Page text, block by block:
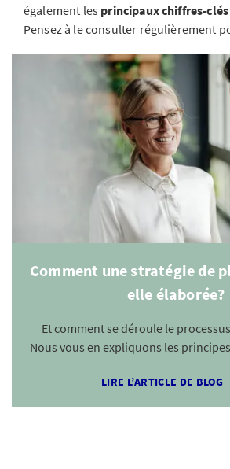
également les principaux chiffres-clés
Pensez à le consulter régulièrement
Comment une stratégie de
elle élaborée?
Et comment se déroule le
Nous vous en expliquons les
LIRE L’ARTICLE DE BLOG